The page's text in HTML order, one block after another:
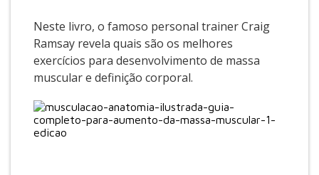
Neste livro, o famoso personal trainer Craig
Ramsay revela quais são os melhores
exercícios para desenvolvimento de massa
muscular e definição corporal.